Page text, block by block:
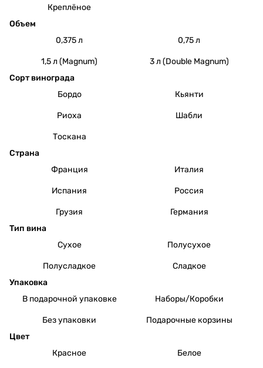
Креплёное
Объем
0,375 л
0,75 л
1,5 л (Magnum)
3 л (Double Magnum)
Сорт винограда
Бордо
Кьянти
Риоха Шабли
Тоскана
Страна
Франция
Италия
Испания Россия
Грузия
Германия
Тип вина
Сухое
Полусухое
Полусладкое
Сладкое
Упаковка
В подарочной упаковке
Наборы/Коробки
Без упаковки
Подарочные корзины
Цвет
Красное
Белое